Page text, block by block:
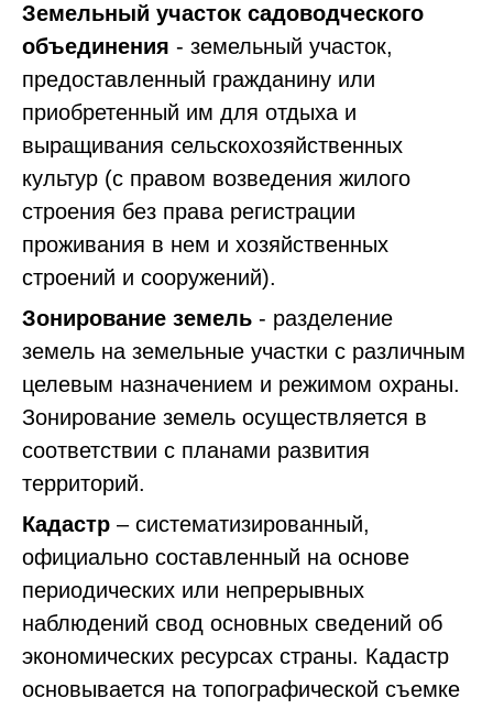
Земельный участок садоводческого
объединения - земельный участок,
предоставленный гражданину или
приобретенный им для отдыха и
выращивания сельскохозяйственных
культур (с правом возведения жилого
строения без права регистрации
проживания в нем и хозяйственных
строений и сооружений).
Зонирование земель - разделение
земель на земельные участки с различным
целевым назначением и режимом охраны.
Зонирование земель осуществляется в
соответствии с планами развития
территорий.
Кадастр – систематизированный,
официально составленный на основе
периодических или непрерывных
наблюдений свод основных сведений об
экономических ресурсах страны. Кадастр
основывается на топографической съемке